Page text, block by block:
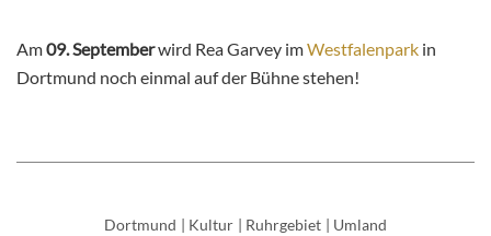
Am09. Septemberwird Rea Garvey imWestfalenpark in
Dortmund noch einmal auf der Bühne stehen!
Dortmund | Kultur | Ruhrgebiet | Umland